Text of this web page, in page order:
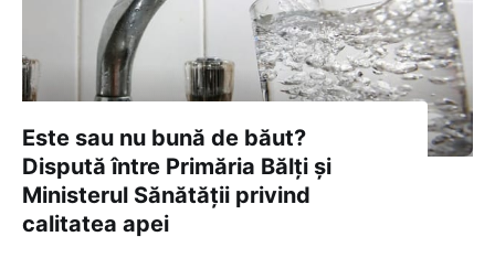
Este sau nu bună de băut?
Dispută între Primăria Bălți și
Ministerul Sănătății privind
calitatea apei